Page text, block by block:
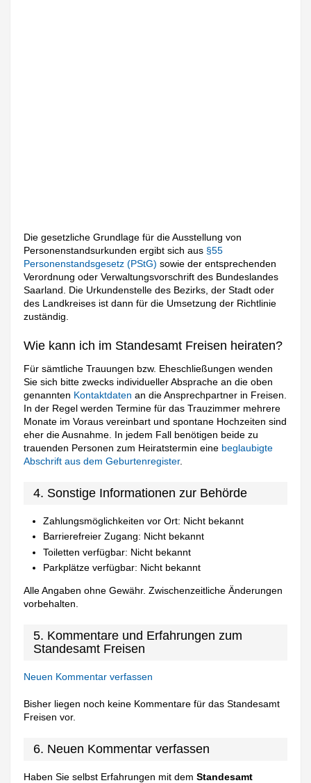
Die gesetzliche Grundlage für die Ausstellung von
Personenstandsurkunden ergibt sich aus §55
Personenstandsgesetz (PStG)sowie der entsprechenden
Verordnung oder Verwaltungsvorschrift des Bundeslandes
Saarland. Die Urkundenstelle des Bezirks, der Stadt oder
des Landkreises ist dann für die Umsetzung der Richtlinie
zuständig.
Wie kann ich im Standesamt Freisen heiraten?
Für sämtliche Trauungen bzw. Eheschließungen wenden
Sie sich bitte zwecks individueller Absprache an die oben
genannten Kontaktdaten an die Ansprechpartner in Freisen.
In der Regel werden Termine für das Trauzimmer mehrere
Monate im Voraus vereinbart und spontane Hochzeiten sind
eher die Ausnahme. In jedem Fall benötigen beide zu
trauenden Personen zum Heiratstermin eine beglaubigte
Abschrift aus dem Geburtenregister.
4. Sonstige Informationen zur Behörde
Zahlungsmöglichkeiten vor Ort: Nicht bekannt
Barrierefreier Zugang: Nicht bekannt
Toiletten verfügbar: Nicht bekannt
Parkplätze verfügbar: Nicht bekannt
Alle Angaben ohne Gewähr. Zwischenzeitliche Änderungen
vorbehalten.
5. Kommentare und Erfahrungen zum
Standesamt Freisen
Neuen Kommentar verfassen
Bisher liegen noch keine Kommentare für das Standesamt
Freisen vor.
6. Neuen Kommentar verfassen
Haben Sie selbst Erfahrungen mit demStandesamt